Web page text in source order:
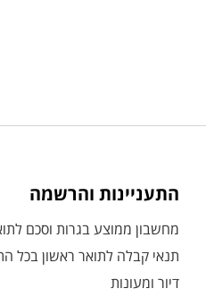
התעניינות והרשמה
מחשבון ממוצע בגרות וסכם
תנאי קבלה לתואר ראשון בכל
דיור ומעונות